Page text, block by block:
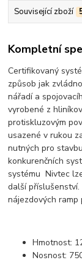
Související zboží
Kompletní
Certifikovaný
způsob jak
nářadí a
vyrobené z
protiskluzovým
usazené v rukou
nutných pro
konkurenčních
systému Nivtec
další
nájezdových ramp
Hmotnost:
Nosnost: